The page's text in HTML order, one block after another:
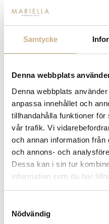
Samtycke
Denna webbplats
Denna webbplats
anpassa innehållet och
tillhandahålla funktioner
vår trafik. Vi
och annan information
och annons- och
Dessa kan i sin tur
information som du har
samlat in när du har
Nödvändig
14 dagars returrätt på
Få10% välkomstrabatt
när
900:- i frakt vid köp av
Hämta i butik
FRÅGA OSS OM PRODUKTEN
BESKRIVNING
PRODUKTVARIANTER